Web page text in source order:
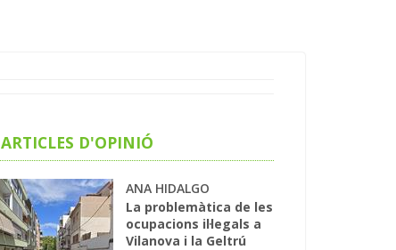
ARTICLES D'OPINIÓ
ANA HIDALGO
La problemàtica de les
ocupacions il·legals a
Vilanova i la Geltrú